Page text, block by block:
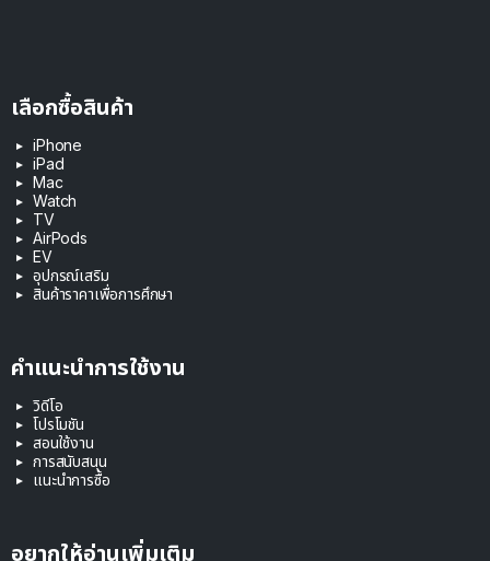
เลือกซื้อสินค้า
iPhone
iPad
Mac
Watch
TV
AirPods
EV
อุปกรณ์เสริม
สินค้าราคาเพื่อการศึกษา
คำแนะนำการใช้งาน
วิดีโอ
โปรโมชัน
สอนใช้งาน
การสนับสนุน
แนะนำการซื้อ
อยากให้อ่านเพิ่มเติม